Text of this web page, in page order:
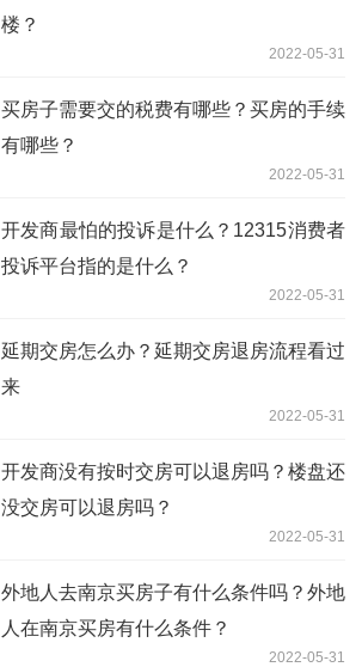
楼？
2022-05-31
买房子需要交的税费有哪些？买房的手续
有哪些？
2022-05-31
开发商最怕的投诉是什么？12315消费者
投诉平台指的是什么？
2022-05-31
延期交房怎么办？延期交房退房流程看过
来
2022-05-31
开发商没有按时交房可以退房吗？楼盘还
没交房可以退房吗？
2022-05-31
外地人去南京买房子有什么条件吗？外地
人在南京买房有什么条件？
2022-05-31